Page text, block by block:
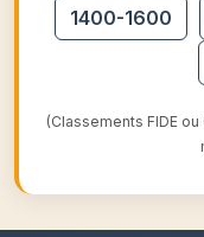
1400-1600
(Classements FIDE